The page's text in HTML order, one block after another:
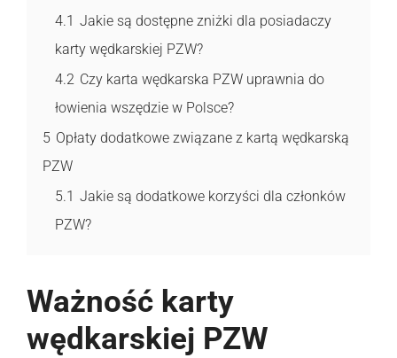
4.1 Jakie są dostępne zniżki dla posiadaczy
karty wędkarskiej PZW?
4.2 Czy karta wędkarska PZW uprawnia do
łowienia wszędzie w Polsce?
5 Opłaty dodatkowe związane z kartą wędkarską
PZW
5.1 Jakie są dodatkowe korzyści dla członków
PZW?
Ważność karty
wędkarskiej PZW